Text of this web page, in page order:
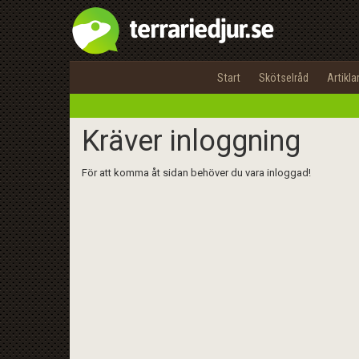
Start Skötselråd Artiklar
Kräver inloggning
För att komma åt sidan behöver du vara inloggad!